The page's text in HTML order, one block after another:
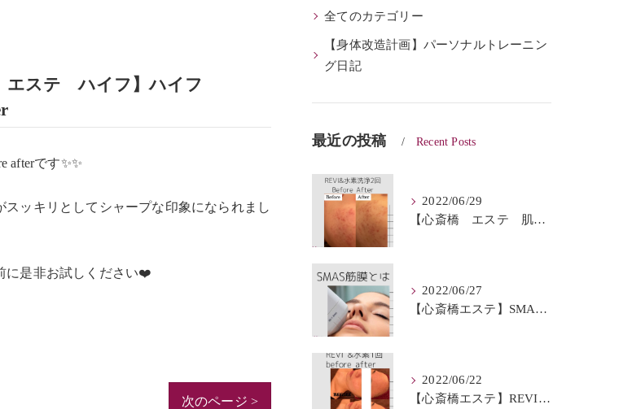
エステ ハイフ】ハイフ
afterです✨✨
スッキリとしてシャープな印象になられまし
に是非お試しください❤️
次のページ >
全てのカテゴリー
【身体改造計画】パーソナルトレーニン
グ日記
最近の投稿 Recent Posts
2022/06/29
【心斎橋 エステ 肌質改善】REVI＆ハイドロフェイシャルBeforeAfter
2022/06/27
【心斎橋エステ】SMAS筋膜とは？
2022/06/22
【心斎橋エステ】REVI＆水素BeforeAfter